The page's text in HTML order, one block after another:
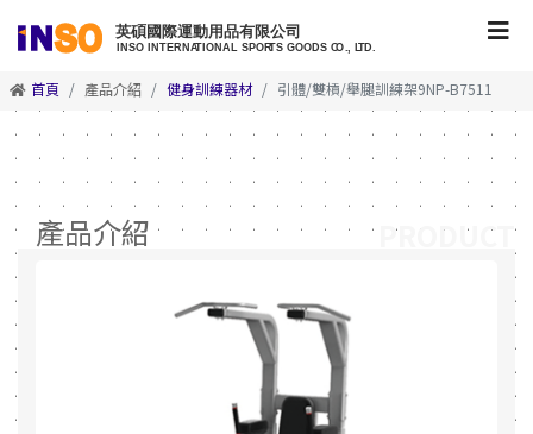
首頁 產品介紹 健身訓練器材 引體/雙槓/舉腿訓練架9NP-B7511
產品介紹 PRODUCT